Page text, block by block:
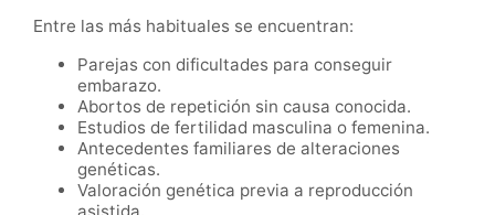
Entre las más habituales se encuentran:
Parejas con dificultades para conseguir
embarazo.
Abortos de repetición sin causa conocida.
Estudios de fertilidad masculina o femenina.
Antecedentes familiares de alteraciones
genéticas.
Valoración genética previa a reproducción